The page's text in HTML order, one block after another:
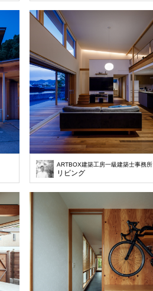
ARTBOX建築工房一級建築士事務所
リビング